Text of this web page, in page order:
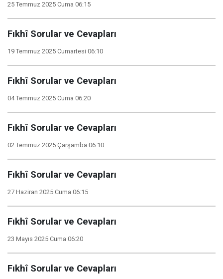
25 Temmuz 2025 Cuma 06:15
Fıkhî Sorular ve Cevapları
19 Temmuz 2025 Cumartesi 06:10
Fıkhî Sorular ve Cevapları
04 Temmuz 2025 Cuma 06:20
Fıkhî Sorular ve Cevapları
02 Temmuz 2025 Çarşamba 06:10
Fıkhî Sorular ve Cevapları
27 Haziran 2025 Cuma 06:15
Fıkhî Sorular ve Cevapları
23 Mayıs 2025 Cuma 06:20
Fıkhî Sorular ve Cevapları